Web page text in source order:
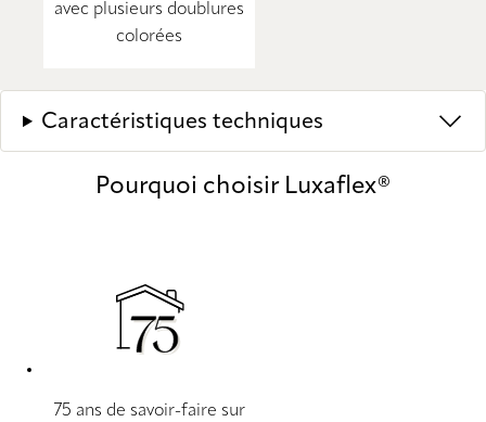
avec plusieurs doublures
colorées
Caractéristiques techniques
Pourquoi choisir Luxaflex®
75 ans de savoir-faire sur